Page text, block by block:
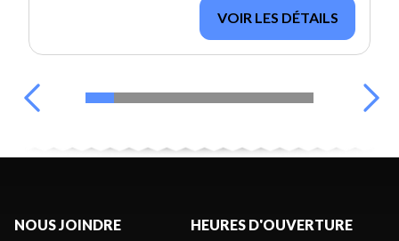
VOIR LES DÉTAILS
NOUS JOINDRE HEURES D'OUVERTURE